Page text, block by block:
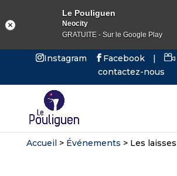
Instagram Facebook |
contactez-nous
Accueil> Événements > Les
Le Pouliguen
Neocity
GRATUITE - Sur le Google Play